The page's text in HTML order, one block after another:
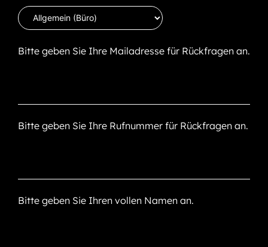
Bitte geben Sie Ihre Mailadresse für Rückfragen an.
Bitte geben Sie Ihre Rufnummer für Rückfragen an.
Bitte geben Sie Ihren vollen Namen an.